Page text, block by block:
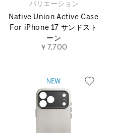
バリエーション
Native Union Active Case
For iPhone 17 サンドスト
ーン
￥7,700